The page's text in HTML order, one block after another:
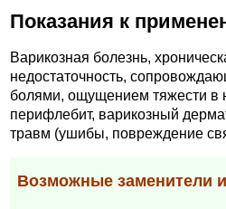
Показания к
Варикозная болезнь,
недостаточность,
болями, ощущением тяжести в
перифлебит, варикозный
травм (ушибы, повреждение
Возможные заменители